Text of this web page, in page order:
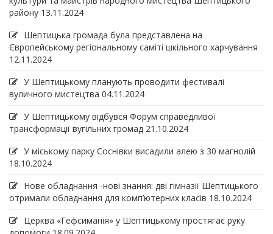
району 13.11.2024
Шептицька громада була представлена на
Європейському регіональному саміті шкільного харчування
12.11.2024
У Шептицькому планують проводити фестивалі
вуличного мистецтва 04.11.2024
У Шептицькому відбувся Форум справедливої
трансформації вугільних громад 21.10.2024
У міському парку Соснівки висадили алею з 30 магнолій
18.10.2024
Нове обладнання -нові знання: дві гімназії Шептицького
отримали обладнання для комп’ютерних класів 18.10.2024
Церква «Гефсиманія» у Шептицькому простягає руку